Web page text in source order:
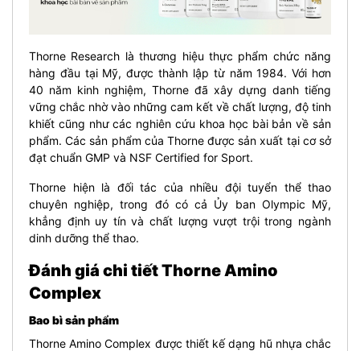
Thorne Research là thương hiệu thực phẩm chức năng
hàng đầu tại Mỹ, được thành lập từ năm 1984. Với hơn
40 năm kinh nghiệm, Thorne đã xây dựng danh tiếng
vững chắc nhờ vào những cam kết về chất lượng, độ tinh
khiết cũng như các nghiên cứu khoa học bài bản về sản
phẩm. Các sản phẩm của Thorne được sản xuất tại cơ sở
đạt chuẩn GMP và NSF Certified for Sport.
Thorne hiện là đối tác của nhiều đội tuyển thể thao
chuyên nghiệp, trong đó có cả Ủy ban Olympic Mỹ,
khẳng định uy tín và chất lượng vượt trội trong ngành
dinh dưỡng thể thao.
Đánh giá chi tiết Thorne Amino
Complex
Bao bì sản phẩm
Thorne Amino Complex được thiết kế dạng hũ nhựa chắc